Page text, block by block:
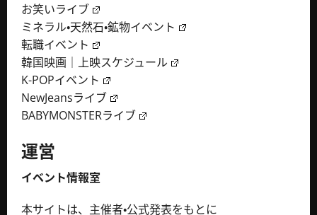
お笑いライブ
ミネラル・天然石・鉱物イベント
転職イベント
韓国映画｜上映スケジュール
K-POPイベント
NewJeansライブ
BABYMONSTERライブ
運営
イベント情報室
本サイトは、主催者・公式発表をもとに